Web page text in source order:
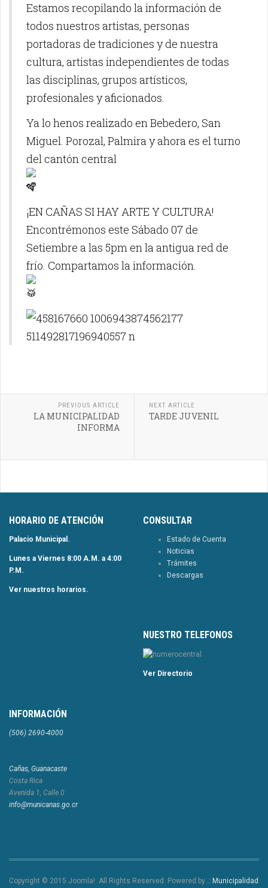
Estamos recopilando la información de
todos nuestros artistas, personas
portadoras de tradiciones y de nuestra
cultura, artistas independientes de todas
las disciplinas, grupos artísticos,
profesionales y aficionados.
Ya lo henos realizado en Bebedero, San
Miguel. Porozal, Palmira y ahora es el turno
del cantón central
¡EN CAÑAS SI HAY ARTE Y CULTURA!
Encontrémonos este Sábado 07 de
Setiembre a las 5pm en la antigua red de
frío. Compartamos la información.
PREVIOUS ARTICLE
LA MUNICIPALIDAD
INFORMA
NEXT ARTICLE
TARDE JUVENIL
HORARIO DE ATENCIÓN
Palacio Municipal.
Lunes a Viernes 8:00 A.M. a 4:00
P.M.
Ver nuestros horarios.
CONSULTAR
Estado de Cuenta
Noticias
Trámites
Descargas
NUESTRO TELEFONOS
Ver Directorio
INFORMACIÓN
(506) 2690-4000
Cañas, Guanacaste
Costa Rica
Avenida 1, Calle 0
info@municanas.go.cr
Copyright © 2015 Joomla!. All Rights Reserved. Powered by .: Municipalidad